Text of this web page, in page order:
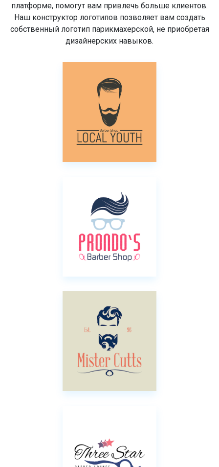
платформе, помогут вам привлечь больше клиентов.
Наш конструктор логотипов позволяет вам создать
собственный логотип парикмахерской, не приобретая
дизайнерских навыков.